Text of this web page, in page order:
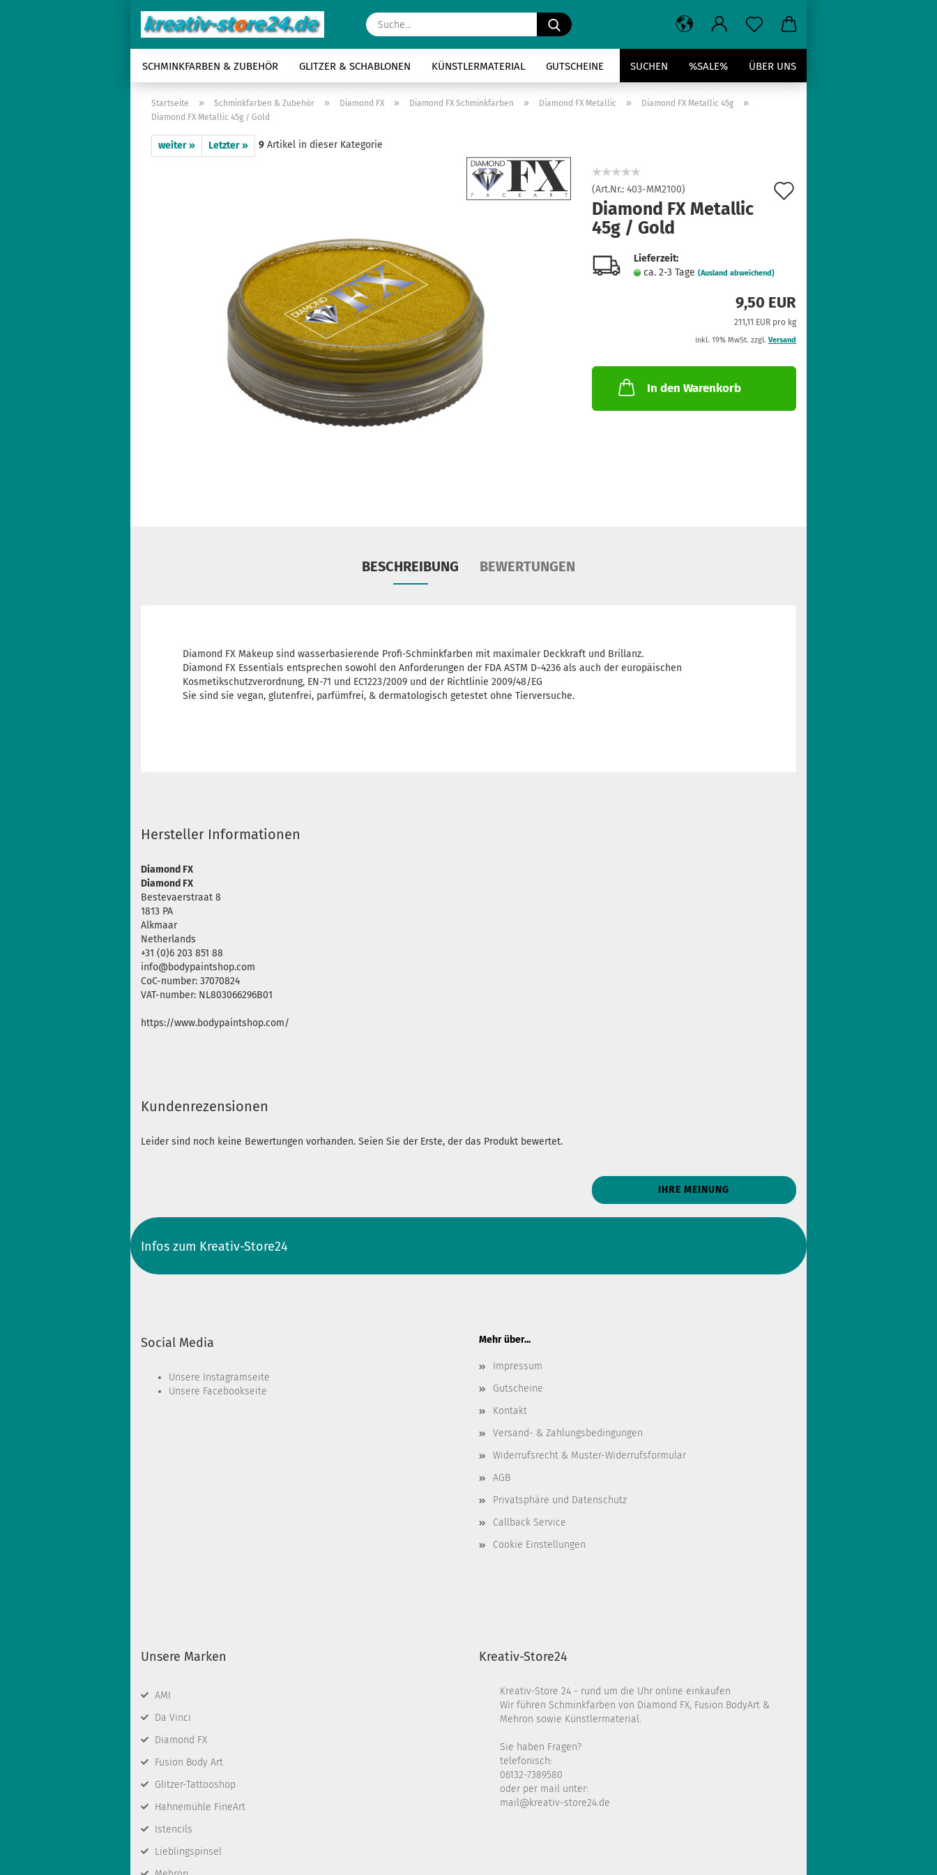
Suche...
SCHMINKFARBEN & ZUBEHÖR GLITZER & SCHABLONEN KÜNSTLERMATERIAL GUTSCHEINE SUCHEN %SALE% ÜBER UNS
Startseite » Schminkfarben & Zubehör » Diamond FX » Diamond FX Schminkfarben » Diamond FX Metallic » Diamond FX Metallic 45g »
Diamond FX Metallic 45g / Gold
weiter » Letzter » 9 Artikel in dieser Kategorie
(Art.Nr.: 403-MM2100)
Diamond FX Metallic
45g / Gold
Lieferzeit:
ca. 2-3 Tage (Ausland abweichend)
9,50 EUR
211,11 EUR pro kg
inkl. 19% MwSt. zzgl. Versand
In den Warenkorb
BESCHREIBUNG BEWERTUNGEN
Diamond FX Makeup sind wasserbasierende Profi-Schminkfarben mit maximaler Deckkraft und Brillanz.
Diamond FX Essentials entsprechen sowohl den Anforderungen der FDA ASTM D-4236 als auch der europäischen
Kosmetikschutzverordnung, EN-71 und EC1223/2009 und der Richtlinie 2009/48/EG
Sie sind sie vegan, glutenfrei, parfümfrei, & dermatologisch getestet ohne Tierversuche.
Hersteller Informationen
Diamond FX
Diamond FX
Bestevaerstraat 8
1813 PA
Alkmaar
Netherlands
+31 (0)6 203 851 88
info@bodypaintshop.com
CoC-number: 37070824
VAT-number: NL803066296B01
https://www.bodypaintshop.com/
Kundenrezensionen
Leider sind noch keine Bewertungen vorhanden. Seien Sie der Erste, der das Produkt bewertet.
IHRE MEINUNG
Infos zum Kreativ-Store24
Social Media
Unsere Instagramseite
Unsere Facebookseite
Mehr über...
Impressum
Gutscheine
Kontakt
Versand- & Zahlungsbedingungen
Widerrufsrecht & Muster-Widerrufsformular
AGB
Privatsphäre und Datenschutz
Callback Service
Cookie Einstellungen
Unsere Marken
AMI
Da Vinci
Diamond FX
Fusion Body Art
Glitzer-Tattooshop
Hahnemühle FineArt
Istencils
Lieblingspinsel
Kreativ-Store24
Kreativ-Store 24 - rund um die Uhr online einkaufen
Wir führen Schminkfarben von Diamond FX, Fusion BodyArt &
Mehron sowie Künstlermaterial.
Sie haben Fragen?
telefonisch:
06132-7389580
oder per mail unter:
mail@kreativ-store24.de